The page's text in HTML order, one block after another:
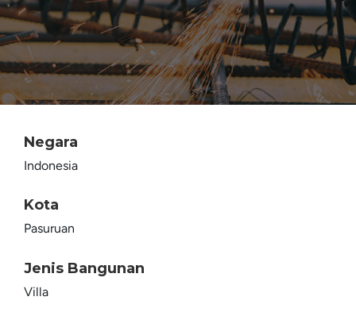
Negara
Indonesia
Kota
Pasuruan
Jenis Bangunan
Villa